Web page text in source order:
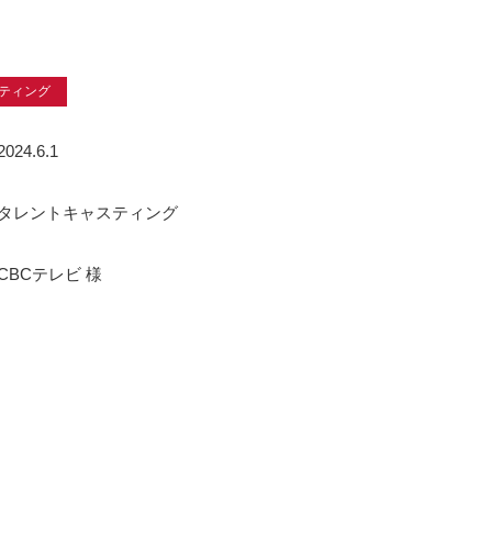
ィング
レントキャスティング
テレビ 様